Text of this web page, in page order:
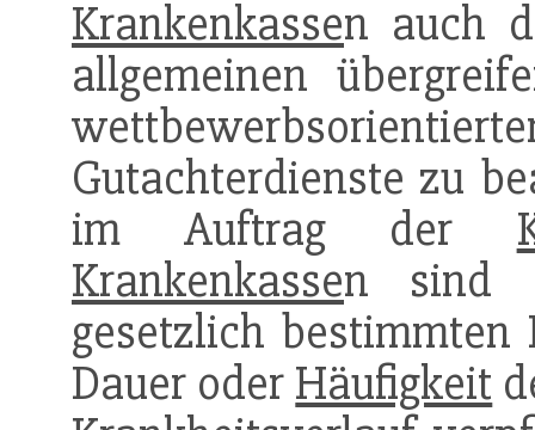
Krankenkassen auch
allgemeinen
Gutachterdienste zu
im Auftrag der
Krankenkassen sind
gesetzlich
Dauer oder Häufigkeit